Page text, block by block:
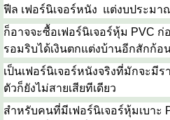
ฟีล เฟอร์นิเจอร์หนัง แต่งบประม
ก็อาจจะซื้อเฟอร์นิเจอร์หุ้ม PVC ก่
รอมริบได้เงินตกแต่งบ้านอีกสักก้อ
เป็นเฟอร์นิเจอร์หนังจริงที่มักจะมีร
ตัวก็ยังไม่สายเสียทีเดียว
สำหรับคนที่มีเฟอร์นิเจอร์หุ้มเบาะ